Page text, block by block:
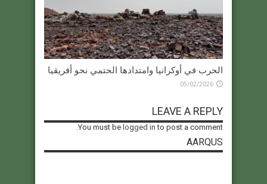
الحرب في أوكرانيا وامتدادها الحتمي نحو أفريقيا
05/02/2026
LEAVE A REPLY
You must be logged in to post a comment.
AARQUS